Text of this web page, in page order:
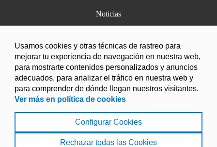
Usamos cookies y otras técnicas de rastreo para
mejorar tu experiencia de navegación en nuestra web,
para mostrarte contenidos personalizados y anuncios
adecuados, para analizar el tráfico en nuestra web y
para comprender de dónde llegan nuestros visitantes.
Ver más en política de cookies
Configurar Cookies
Rechazar todas las Cookies
Noticias
Agenda
Ordenanzas
Entidades y asociaciones
© 2022 Ayuntamiento de Polopos - La Mamola